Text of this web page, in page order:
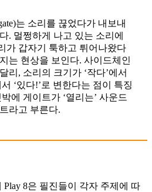
는 소리를 끊었다가 내보내
. 멀쩡하게 나고 있는 소리에
가 갑자기 툭하고 튀어나왔다
는 현상을 보인다. 사이드체인
리, 소리의 크기가 ‘작다’에서
서 ‘있다!’로 변한다는 점이 특징
에 게이트가 ‘열리는’ 사운드
라고 부른다.
8은 필진들이 각자 주제에 따